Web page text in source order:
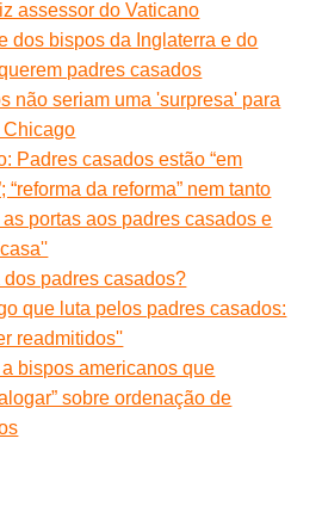
assessor do Vaticano
dos bispos da Inglaterra e do
padres casados
​​não seriam uma 'surpresa' para
Chicago
Padres casados estão “em
“reforma da reforma” nem tanto
portas aos padres casados e
padres casados?
que luta pelos padres casados:
readmitidos''
bispos americanos que
sobre ordenação de